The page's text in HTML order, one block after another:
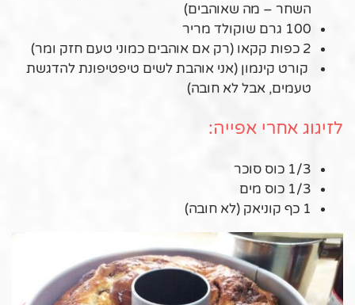
השחר – מה שאוהבים)
100 גרם שוקולד מריר
2 כפות קקאו (רק אם אוהבים כמוני טעם חזק ומר)
קורט קינמון (אני אוהבת לשים טיפטיפונת להדגשת
טעמים, אבל לא חובה)
לזיגוג אחרי אפייה:
1/3 כוס סוכר
1/3 כוס מים
1 כף קוניאק (לא חובה)